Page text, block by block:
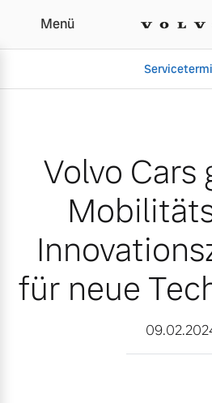
Volvo Cars
Menü
Aktuelle
Volvo
Über uns
Volvo Cars
für neue